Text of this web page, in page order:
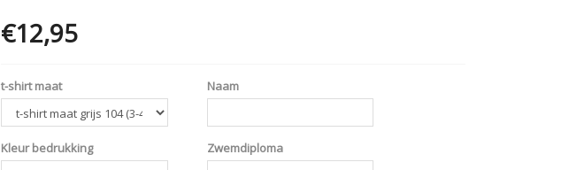
€12,95
t-shirt maat Naam
Kleur bedrukking Zwemdiploma